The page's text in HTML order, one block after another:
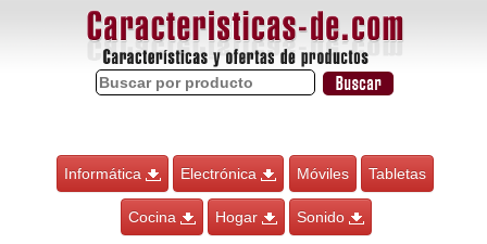
Informática Electrónica Móviles Tabletas
Cocina Hogar Sonido